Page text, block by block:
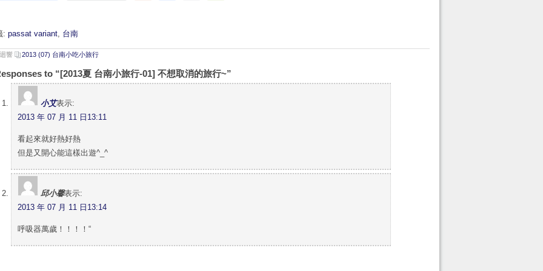
: passat variant, 台南
響 2013 (07) 台南小吃小旅行
to “[2013夏 台南小旅行-01] 不想取消的旅行~”
小艾表示:
2013 年 07 月 11 日13:11
看起來就好熱好熱
但是又開心能這樣出遊^_^
邱小馨表示:
2013 年 07 月 11 日13:14
呼吸器萬歲！！！！“